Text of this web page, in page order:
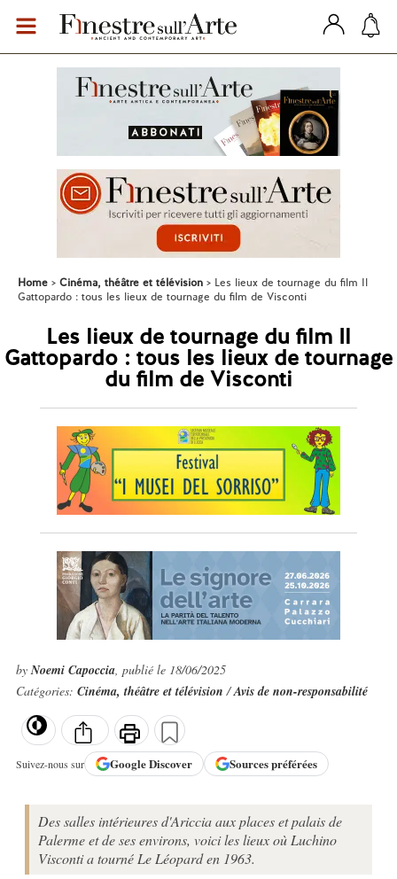
Home Cinéma, théâtre et télévision
Les lieux de tournage du film Il
Gattopardo : tous les lieux de tournage du film de Visconti
Les lieux de tournage du film Il
Gattopardo : tous les lieux de tournage
du film de Visconti
byNoemi Capoccia, publié le 18/06/2025
Catégories: Cinéma, théâtre et télévision/Avis de non-responsabilité
Suivez-nous sur GoogleDiscover Sources préférées
Des salles intérieures d'Ariccia aux places et palais de
Palerme et de ses environs, voici les lieux où Luchino
Visconti a tourné Le Léopard en 1963.